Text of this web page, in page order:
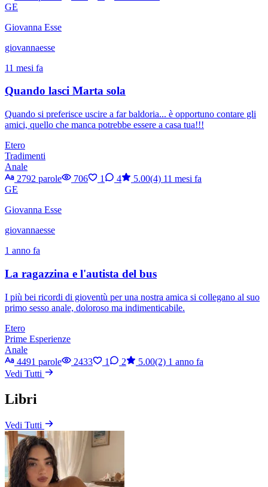
GE
Giovanna Esse
giovannaesse
11 mesi fa
Quando lasci Marta sola
Quando si preferisce uscire a far baldoria... è opportuno contare gli
amici, quello che manca potrebbe essere a casa tua!!!
Etero
Tradimenti
Anale
2792 parole
706 1 4 5.00(4) 11 mesi fa
GE
Giovanna Esse
giovannaesse
1 anno fa
La ragazzina e l'autista del bus
I più bei ricordi di gioventù per una nostra amica si collegano al suo
primo sesso anale, doloroso ma indimenticabile.
Etero
Prime Esperienze
Anale
4491 parole
2433 1 2 5.00(2) 1 anno fa
Vedi Tutti
Libri
Vedi Tutti